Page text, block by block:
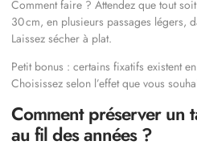
Comment faire ? Attendez que tout
30 cm, en plusieurs passages légers,
Laissez sécher à plat.
Petit bonus : certains fixatifs existent
Choisissez selon l’effet que vous
Comment préserver un
au fil des années ?